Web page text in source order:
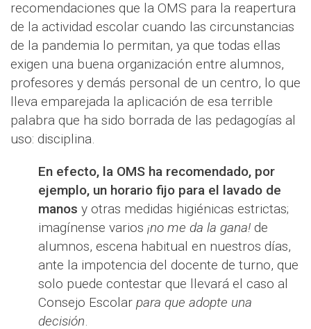
recomendaciones que la OMS para la reapertura
de la actividad escolar cuando las circunstancias
de la pandemia lo permitan, ya que todas ellas
exigen una buena organización entre alumnos,
profesores y demás personal de un centro, lo que
lleva emparejada la aplicación de esa terrible
palabra que ha sido borrada de las pedagogías al
uso: disciplina.
En efecto, la OMS ha recomendado, por
ejemplo, un horario fijo para el lavado de
manos y otras medidas higiénicas estrictas;
imagínense varios ¡no me da la gana! de
alumnos, escena habitual en nuestros días,
ante la impotencia del docente de turno, que
solo puede contestar que llevará el caso al
Consejo Escolar para que adopte una
decisión.